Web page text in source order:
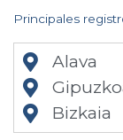
Principales
Alava
Bizkaia